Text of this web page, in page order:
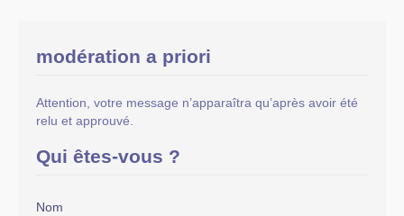
modération a priori
Attention, votre message n’apparaîtra qu’après avoir été
relu et approuvé.
Qui êtes-vous ?
Nom